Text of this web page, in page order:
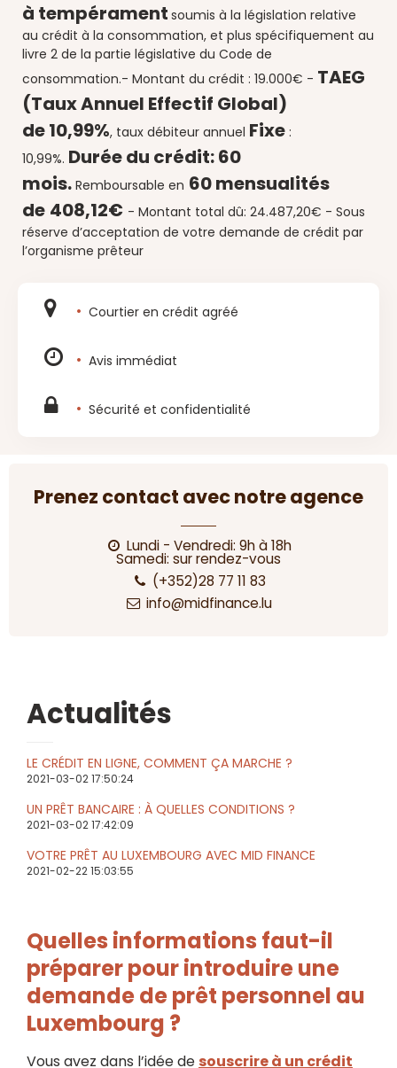
à tempérament soumis à la législation relative
au crédit à la consommation, et plus spécifiquement au
livre 2 de la partie législative du Code de
consommation.- Montant du crédit : 19.000€ - TAEG
(Taux Annuel Effectif Global)
de10,99%, taux débiteur annuel Fixe :
10,99%. Durée du crédit:60
mois. Remboursable en 60 mensualités
de 408,12€ - Montant total dû: 24.487,20€ - Sous
réserve d’acceptation de votre demande de crédit par
l’organisme prêteur
Courtier en crédit agréé
Avis immédiat
Sécurité et confidentialité
Prenez contact avec notre agence
Lundi - Vendredi: 9h à 18h
Samedi: sur rendez-vous
(+352)28 77 11 83
info@midfinance.lu
Actualités
LE CRÉDIT EN LIGNE, COMMENT ÇA MARCHE ?
2021-03-02 17:50:24
UN PRÊT BANCAIRE : À QUELLES CONDITIONS ?
2021-03-02 17:42:09
VOTRE PRÊT AU LUXEMBOURG AVEC MID FINANCE
2021-02-22 15:03:55
Quelles informations faut-il
préparer pour introduire une
demande de prêt personnel au
Luxembourg ?
Vous avez dans l’idée de souscrire à un crédit